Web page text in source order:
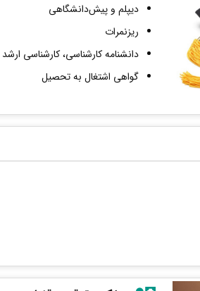
دیپلم و پیش‌دانشگاهی
ریزنمرات
دانشنامه کارشناسی، کارشناسی
گواهی اشتغال به تحصیل